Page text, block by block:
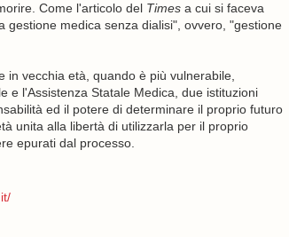
Come l'articolo del Timesa cui si faceva
medica senza dialisi", ovvero, "gestione
vecchia età, quando è più vulnerabile,
e l'Assistenza Statale Medica, due istituzioni
ed il potere di determinare il proprio futuro
unita alla libertà di utilizzarla per il proprio
epurati dal processo.